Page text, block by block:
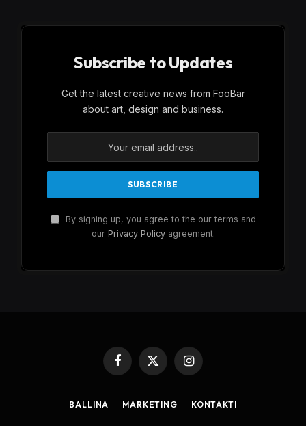
Subscribe to Updates
Get the latest creative news from FooBar
about art, design and business.
By signing up, you agree to the our terms and
our Privacy Policyagreement.
Facebook
X
Instagram
BALLINA MARKETING KONTAKTI